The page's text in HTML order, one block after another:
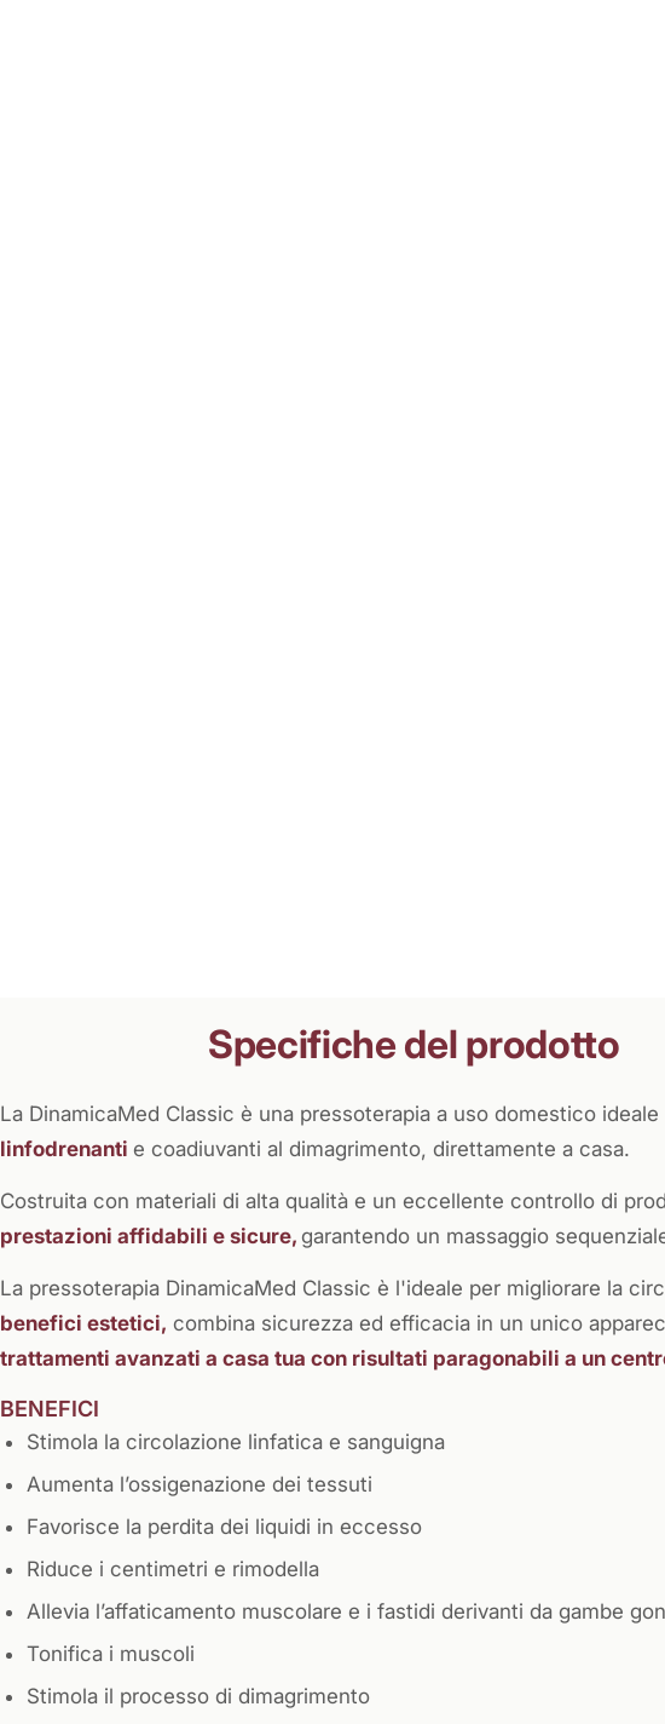
Specifiche del prodotto
La DinamicaMed Classic è una pressoterapia a uso domestico
linfodrenanti e coadiuvanti al dimagrimento, direttamente a casa.
Costruita con materiali di alta qualità e un eccellente controllo di
prestazioni affidabili e sicure, garantendo un massaggio
La pressoterapia DinamicaMed Classic è l'ideale per migliorare la
benefici estetici, combina sicurezza ed efficacia in un unico
trattamenti avanzati a casa tua con risultati paragonabili a un
BENEFICI
Stimola la circolazione linfatica e sanguigna
Aumenta l’ossigenazione dei tessuti
Favorisce la perdita dei liquidi in eccesso
Riduce i centimetri e rimodella
Allevia l’affaticamento muscolare e i fastidi derivanti da gambe
Tonifica i muscoli
Stimola il processo di dimagrimento